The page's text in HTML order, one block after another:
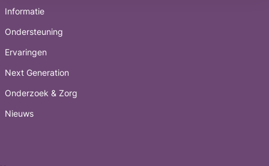
Informatie
Ondersteuning
Ervaringen
Next Generation
Onderzoek & Zorg
Nieuws